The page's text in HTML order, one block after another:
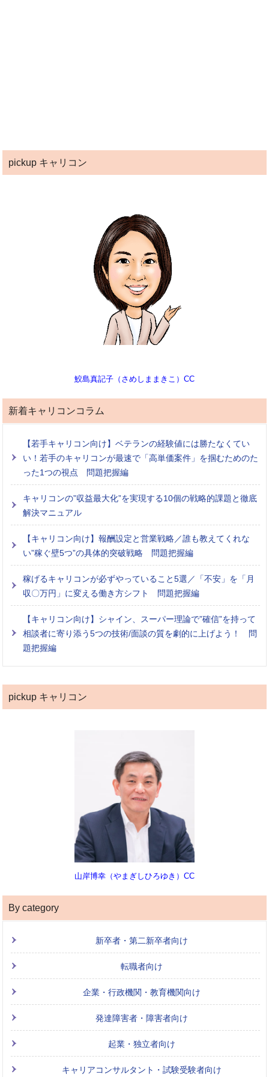
pickup キャリコン
鮫島真記子（さめしままきこ）CC
新着キャリコンコラム
【若手キャリコン向け】ベテランの経験値には勝たなくてい
い！若手のキャリコンが最速で「高単価案件」を掴むためのた
った1つの視点 問題把握編
キャリコンの”収益最大化”を実現する10個の戦略的課題と徹底
解決マニュアル
【キャリコン向け】報酬設定と営業戦略／誰も教えてくれな
い”稼ぐ壁5つ”の具体的突破戦略 問題把握編
稼げるキャリコンが必ずやっていること5選／「不安」を「月
収〇万円」に変える働き方シフト 問題把握編
【キャリコン向け】シャイン、スーパー理論で”確信”を持って
相談者に寄り添う5つの技術/面談の質を劇的に上げよう！ 問
題把握編
pickup キャリコン
山岸博幸（やまぎしひろゆき）CC
By category
新卒者・第二新卒者向け
転職者向け
企業・行政機関・教育機関向け
発達障害者・障害者向け
起業・独立者向け
キャリアコンサルタント・試験受験者向け